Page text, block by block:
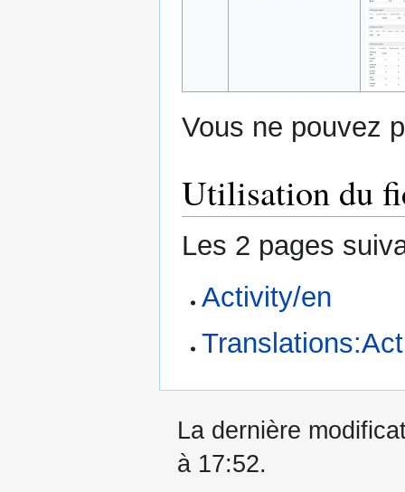
Vous ne pouvez
Utilisation du
Les 2 pages
Activity/en
La dernière
à 17:52.